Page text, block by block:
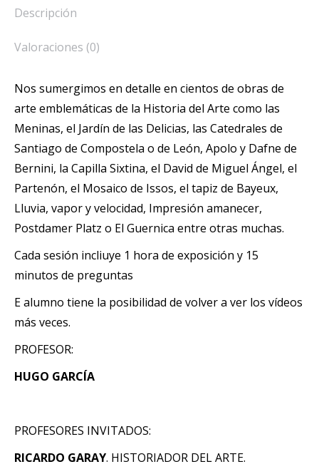
Descripción
Valoraciones (0)
Nos sumergimos en detalle en cientos de obras de
arte emblemáticas de la Historia del Arte como las
Meninas, el Jardín de las Delicias, las Catedrales de
Santiago de Compostela o de León, Apolo y Dafne de
Bernini, la Capilla Sixtina, el David de Miguel Ángel, el
Partenón, el Mosaico de Issos, el tapiz de Bayeux,
Lluvia, vapor y velocidad, Impresión amanecer,
Postdamer Platz o El Guernica entre otras muchas.
Cada sesión incliuye 1 hora de exposición y 15
minutos de preguntas
E alumno tiene la posibilidad de volver a ver los vídeos
más veces.
PROFESOR:
HUGO GARCÍA
PROFESORES INVITADOS:
RICARDO GARAY. HISTORIADOR DEL ARTE.